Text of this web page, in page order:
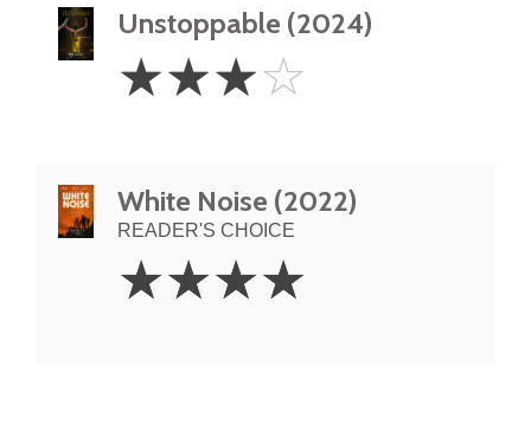
Unstoppable (2024)
Stars
☆☆☆☆
White Noise (2022)
READER'S CHOICE
Stars
☆☆☆☆